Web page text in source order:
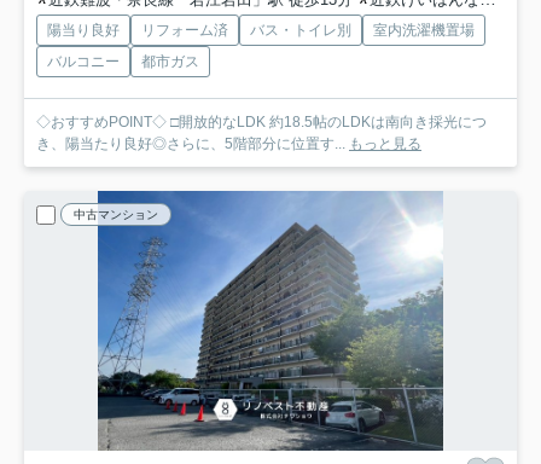
陽当り良好 リフォーム済 バス・トイレ別
室内洗濯機置場
バルコニー
都市ガス
◇おすすめPOINT◇ □開放的なLDK 約18.5帖のLDKは南向き採光につ
き、陽当たり良好◎さらに、5階部分に位置す...
もっと見る
中古マンション